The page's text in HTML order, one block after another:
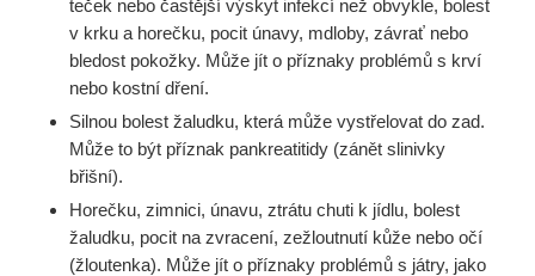
teček nebo častější výskyt infekcí než obvykle, bolest
v krku a horečku, pocit únavy, mdloby, závrať nebo
bledost pokožky. Může jít o příznaky problémů s krví
nebo kostní dření.
Silnou bolest žaludku, která může vystřelovat do zad.
Může to být příznak pankreatitidy (zánět slinivky
břišní).
Horečku, zimnici, únavu, ztrátu chuti k jídlu, bolest
žaludku, pocit na zvracení, zežloutnutí kůže nebo očí
(žloutenka). Může jít o příznaky problémů s játry, jako